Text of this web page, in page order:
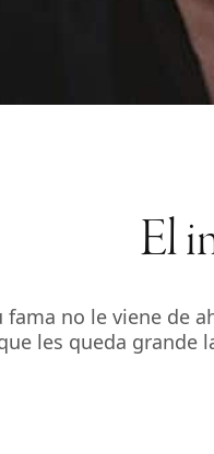
El
no le viene de
les queda grande